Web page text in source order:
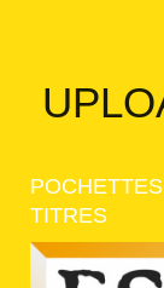
TITRES